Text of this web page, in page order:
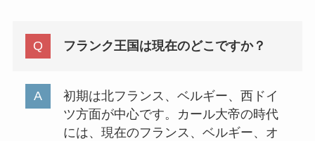
フランク王国は現在のどこですか？
初期は北フランス、ベルギー、西ドイ
ツ方面が中心です。カール大帝の時代
には、現在のフランス、ベルギー、オ